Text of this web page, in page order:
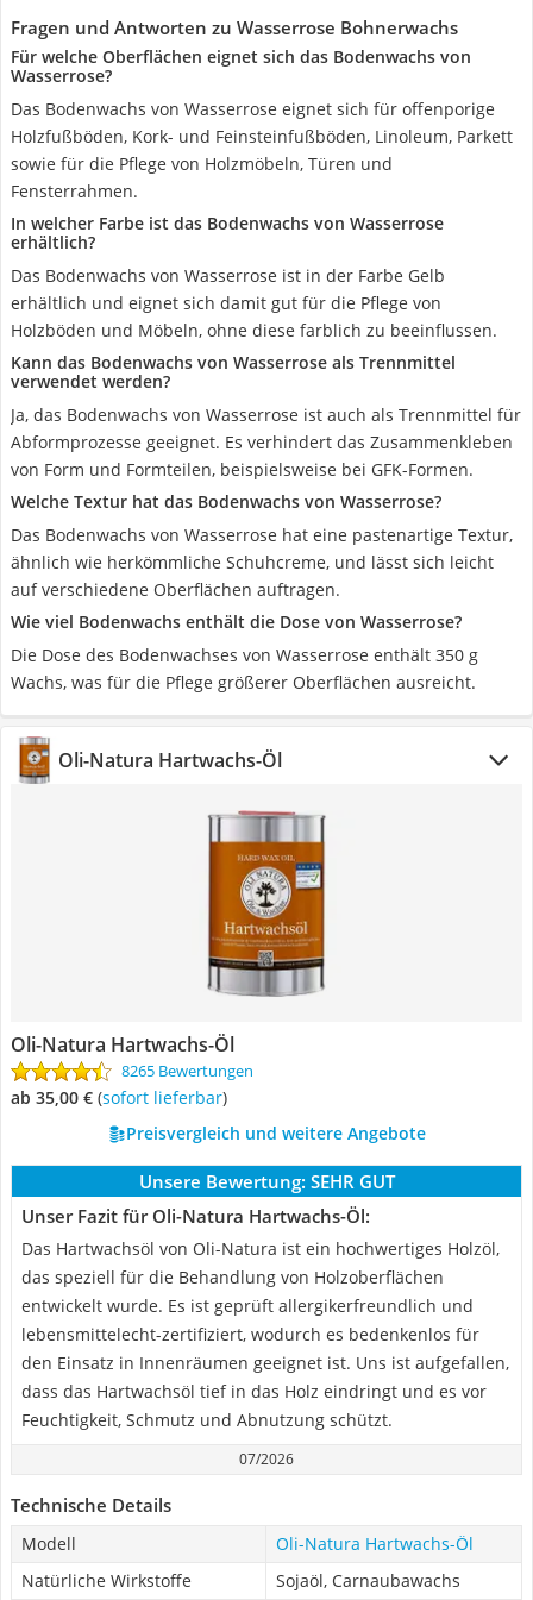
Fragen und Antworten zu Wasserrose Bohnerwachs
Für welche Oberflächen eignet sich das Bodenwachs von
Wasserrose?
Das Bodenwachs von Wasserrose eignet sich für offenporige
Holzfußböden, Kork- und Feinsteinfußböden, Linoleum, Parkett
sowie für die Pflege von Holzmöbeln, Türen und
Fensterrahmen.
In welcher Farbe ist das Bodenwachs von Wasserrose
erhältlich?
Das Bodenwachs von Wasserrose ist in der Farbe Gelb
erhältlich und eignet sich damit gut für die Pflege von
Holzböden und Möbeln, ohne diese farblich zu beeinflussen.
Kann das Bodenwachs von Wasserrose als Trennmittel
verwendet werden?
Ja, das Bodenwachs von Wasserrose ist auch als Trennmittel für
Abformprozesse geeignet. Es verhindert das Zusammenkleben
von Form und Formteilen, beispielsweise bei GFK-Formen.
Welche Textur hat das Bodenwachs von Wasserrose?
Das Bodenwachs von Wasserrose hat eine pastenartige Textur,
ähnlich wie herkömmliche Schuhcreme, und lässt sich leicht
auf verschiedene Oberflächen auftragen.
Wie viel Bodenwachs enthält die Dose von Wasserrose?
Die Dose des Bodenwachses von Wasserrose enthält 350 g
Wachs, was für die Pflege größerer Oberflächen ausreicht.
Oli-Natura Hartwachs-Öl
Oli-Natura Hartwachs-Öl
8265 Bewertungen
ab 35,00 € ( Sofort lieferbar)
Preisvergleich und weitere Angebote
Unsere Bewertung: SEHR GUT
Unser Fazit für Oli-Natura Hartwachs-Öl:
Das Hartwachsöl von Oli-Natura ist ein hochwertiges Holzöl,
das speziell für die Behandlung von Holzoberflächen
entwickelt wurde. Es ist geprüft allergikerfreundlich und
lebensmittelecht-zertifiziert, wodurch es bedenkenlos für
den Einsatz in Innenräumen geeignet ist. Uns ist aufgefallen,
dass das Hartwachsöl tief in das Holz eindringt und es vor
Feuchtigkeit, Schmutz und Abnutzung schützt.
07/2026
Technische Details
Modell
Oli-Natura Hartwachs-Öl
Natürliche Wirkstoffe
Sojaöl, Carnaubawachs